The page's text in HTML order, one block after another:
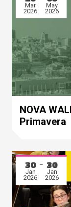
Mar
2026
May
2026
NOVA
Primavera
30
Jan
2026
30
Jan
2026